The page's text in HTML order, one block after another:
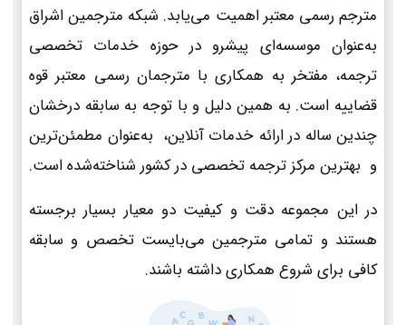
مترجم رسمی معتبر اهمیت می‌یابد. شبکه مترجمین اشراق
به‌عنوان موسسه‌ای پیشرو در حوزه خدمات تخصصی
ترجمه، مفتخر به همکاری با مترجمان رسمی معتبر قوه
قضاییه است. به همین دلیل و با توجه به سابقه درخشان
چندین ساله در ارائه خدمات آنلاین، به‌عنوان مطمئن‌ترین
و بهترین مرکز ترجمه تخصصی در کشور شناخته‌شده است.
در این مجموعه دقت و کیفیت دو معیار بسیار برجسته
هستند و تمامی مترجمین می‌بایست تخصص و سابقه
کافی برای شروع همکاری داشته باشند.